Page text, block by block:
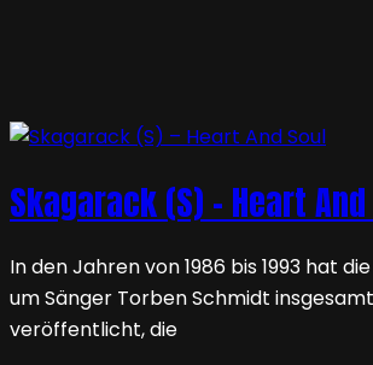
Skagarack (S) – Heart
In den Jahren von 1986 bis 1993 hat
um Sänger Torben Schmidt
veröffentlicht, die